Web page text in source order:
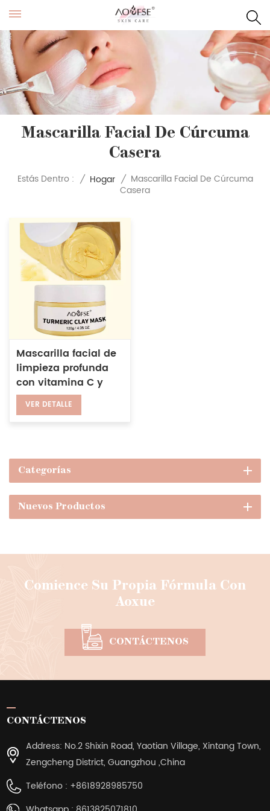
Mascarilla Facial De Cúrcuma
Casera
Estás Dentro : / Hogar / Mascarilla Facial De Cúrcuma
Casera
Mascarilla facial de
limpieza profunda
con vitamina C y
jengibre, exfoliante
para puntos negros,
de cúrcuma
VER DETALLE
Categorías
Nuevos Productos
Comience Su Propia Fórmula Con
Aoxue
CONTÁCTENOS
CONTÁCTENOS
Address: No.2 Shixin Road, Yaotian Village, Xintang Town,
Zengcheng District, Guangzhou ,China
Teléfono : +8618928985750